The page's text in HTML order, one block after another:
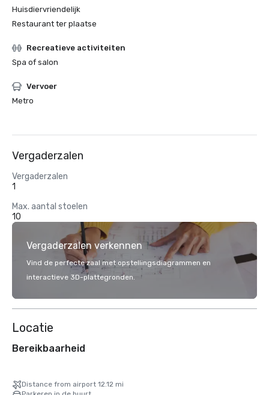
Huisdiervriendelijk
Restaurant ter plaatse
Recreatieve activiteiten
Spa of salon
Vervoer
Metro
Vergaderzalen
Vergaderzalen
1
Max. aantal stoelen
10
Vergaderzalen verkennen
Vind de perfecte zaal met opstellingsdiagrammen en
interactieve 3D-plattegronden.
Locatie
Bereikbaarheid
Distance from airport 12.12 mi